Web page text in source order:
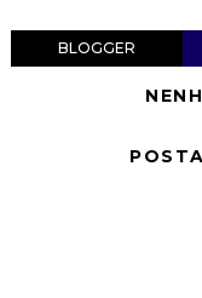
BLOGGER